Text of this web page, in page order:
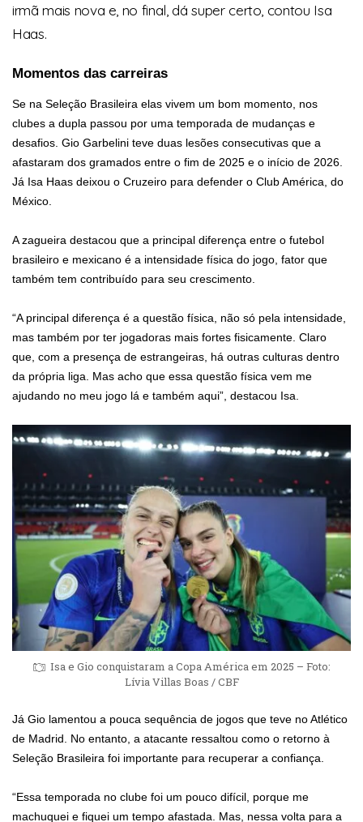
irmã mais nova e, no final, dá super certo, contou Isa
Haas.
Momentos das carreiras
Se na Seleção Brasileira elas vivem um bom momento, nos
clubes a dupla passou por uma temporada de mudanças e
desafios. Gio Garbelini teve duas lesões consecutivas que a
afastaram dos gramados entre o fim de 2025 e o início de 2026.
Já Isa Haas deixou o Cruzeiro para defender o Club América, do
México.
A zagueira destacou que a principal diferença entre o futebol
brasileiro e mexicano é a intensidade física do jogo, fator que
também tem contribuído para seu crescimento.
“A principal diferença é a questão física, não só pela intensidade,
mas também por ter jogadoras mais fortes fisicamente. Claro
que, com a presença de estrangeiras, há outras culturas dentro
da própria liga. Mas acho que essa questão física vem me
ajudando no meu jogo lá e também aqui”, destacou Isa.
Isa e Gio conquistaram a Copa América em 2025 – Foto:
Lívia Villas Boas / CBF
Já Gio lamentou a pouca sequência de jogos que teve no Atlético
de Madrid. No entanto, a atacante ressaltou como o retorno à
Seleção Brasileira foi importante para recuperar a confiança.
“Essa temporada no clube foi um pouco difícil, porque me
machuquei e fiquei um tempo afastada. Mas, nessa volta para a